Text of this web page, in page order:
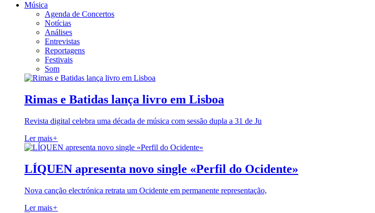
Música
Agenda de Concertos
Notícias
Análises
Entrevistas
Reportagens
Festivais
Som
Rimas e Batidas lança livro em Lisboa
Revista digital celebra uma década de música com sessão dupla a 31 de Ju
Ler mais+
LÍQUEN apresenta novo single «Perfil do Ocidente»
Nova canção electrónica retrata um Ocidente em permanente representação,
Ler mais+